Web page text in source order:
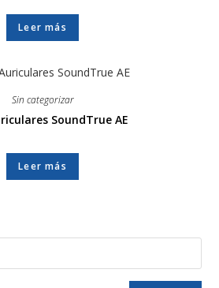
Leer más
Sin categorizar
SoundTrue AE
Leer más